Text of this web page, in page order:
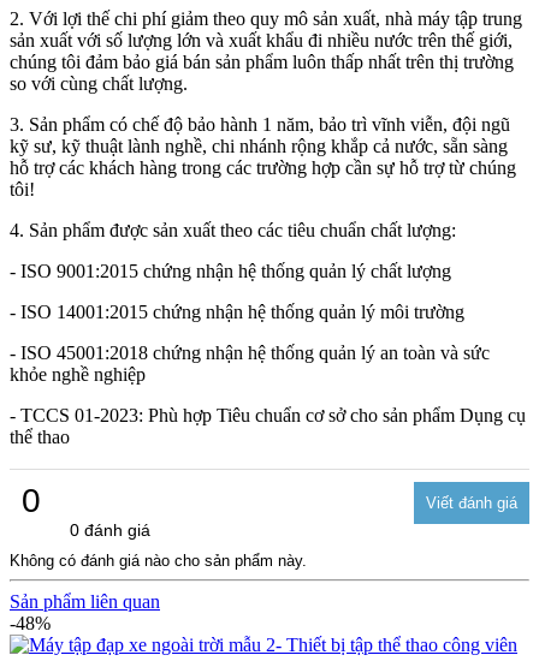
2. Với lợi thế chi phí giảm theo quy mô sản xuất, nhà máy tập trung
sản xuất với số lượng lớn và xuất khẩu đi nhiều nước trên thế giới,
chúng tôi đảm bảo giá bán sản phẩm luôn thấp nhất trên thị trường
so với cùng chất lượng.
3. Sản phẩm có chế độ bảo hành 1 năm, bảo trì vĩnh viễn, đội ngũ
kỹ sư, kỹ thuật lành nghề, chi nhánh rộng khắp cả nước, sẵn sàng
hỗ trợ các khách hàng trong các trường hợp cần sự hỗ trợ từ chúng
tôi!
4. Sản phẩm được sản xuất theo các tiêu chuẩn chất lượng:
- ISO 9001:2015 chứng nhận hệ thống quản lý chất lượng
- ISO 14001:2015 chứng nhận hệ thống quản lý môi trường
- ISO 45001:2018 chứng nhận hệ thống quản lý an toàn và sức
khỏe nghề nghiệp
- TCCS 01-2023: Phù hợp Tiêu chuẩn cơ sở cho sản phẩm Dụng cụ
thể thao
0
0 đánh giá
Không có đánh giá nào cho sản phẩm này.
Sản phẩm liên quan
-48%